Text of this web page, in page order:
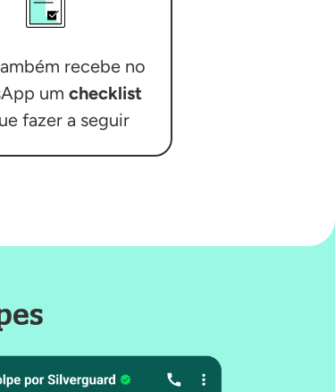
recebe no
um checklist
fazer a seguir​